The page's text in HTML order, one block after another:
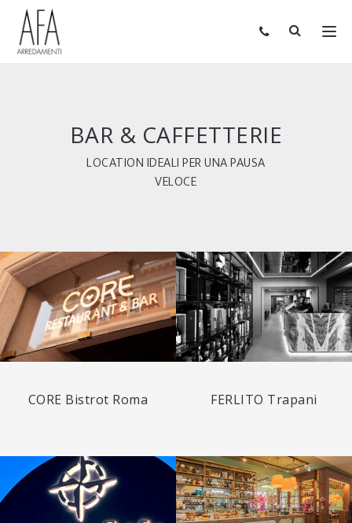
BAR & CAFFETTERIE
LOCATION IDEALI PER UNA PAUSA
VELOCE
CORE Bistrot Roma FERLITO Trapani